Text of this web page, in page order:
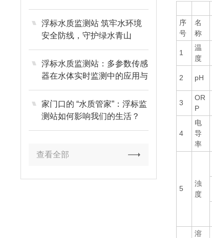
浮标水质监测站 筑牢水环境
安全防线，守护绿水青山
浮标水质监测站：多参数传感
器在水体实时监测中的应用与
优化
家门口的 “水质管家”：浮标监
测站如何影响我们的生活？
查看全部
序
号
名
称
1
温
度
2 pH
3
OR
P
4
电
导
率
5
浊
度
溶